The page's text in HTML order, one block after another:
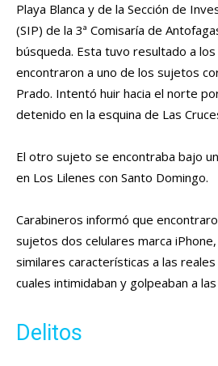
Playa Blanca y de la Sección de
(SIP) de la 3ª Comisaría de
búsqueda. Esta tuvo resultado a
encontraron a uno de los sujetos
Prado. Intentó huir hacia el norte
detenido en la esquina de Las
El otro sujeto se encontraba bajo
en Los Lilenes con Santo Domingo.
Carabineros informó que
sujetos dos celulares marca
similares características a las reales
cuales intimidaban y golpeaban a
Delitos